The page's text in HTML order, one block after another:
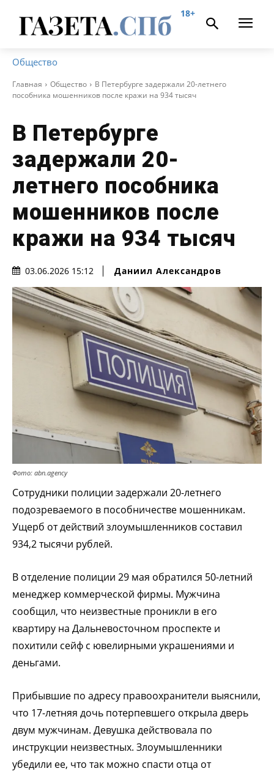
18+
Общество
Главная Общество
В Петербурге задержали 20-летнего
пособника мошенников после кражи на 934 тысяч
В Петербурге
задержали 20-
летнего пособника
мошенников после
кражи на 934 тысяч
03.06.2026 15:12 Даниил Александров
Фото: abn.agency
Сотрудники полиции задержали 20-летнего
подозреваемого в пособничестве мошенникам.
Ущерб от действий злоумышленников составил
934,2 тысячи рублей.
В отделение полиции 29 мая обратился 50-летний
менеджер коммерческой фирмы. Мужчина
сообщил, что неизвестные проникли в его
квартиру на Дальневосточном проспекте и
похитили сейф с ювелирными украшениями и
деньгами.
Прибывшие по адресу правоохранители выяснили,
что 17-летняя дочь потерпевшего открыла дверь
двум мужчинам. Девушка действовала по
инструкции неизвестных. Злоумышленники
убедили ее, что так можно спасти отца от